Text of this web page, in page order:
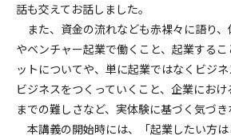
話も交えてお話しました。
また、資金の流れなども赤裸々に語り
やベンチャー起業で働くこと、起業する
ットについてや、単に起業ではなくビジ
ビジネスをつくっていくこと、企業にお
までの難しさなど、実体験に基づく気づき
本講義の開始時には、「起業したい方は